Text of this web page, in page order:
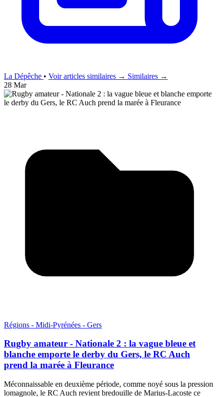
La Dépêche • Voir articles similaires → Similaires →
28 Mar
Régions - Midi-Pyrénées - Gers
Rugby amateur - Nationale 2 : la vague bleue et
blanche emporte le derby du Gers, le RC Auch
prend la marée à Fleurance
Méconnaissable en deuxième période, comme noyé sous la pression
lomagnole, le RC Auch revient bredouille de Marius-Lacoste ce